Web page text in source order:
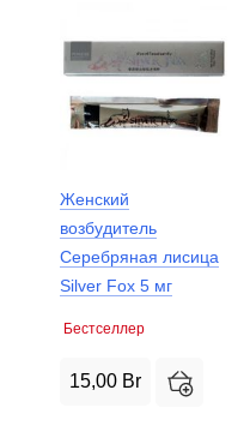
Женский
возбудитель
Серебряная лисица
Silver Fox 5 мг
Бестселлер
15,00 Br